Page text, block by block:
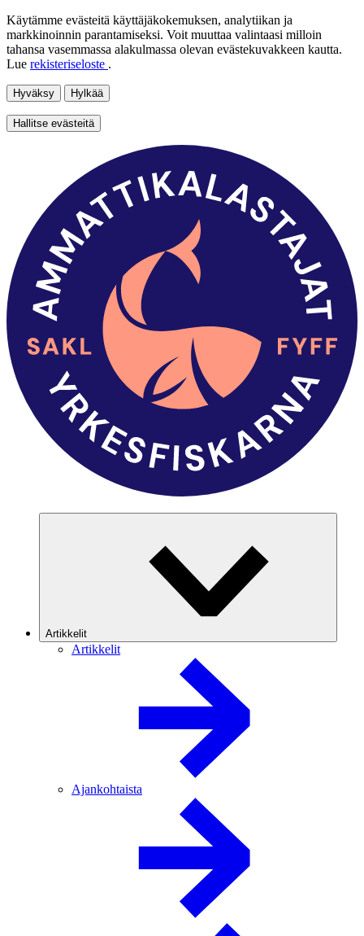
Käytämme evästeitä käyttäjäkokemuksen, analytiikan ja
markkinoinnin parantamiseksi. Voit muuttaa valintaasi milloin
tahansa vasemmassa alakulmassa olevan evästekuvakkeen kautta.
Lue rekisteriseloste .
Hyväksy Hylkää
Hallitse evästeitä
Artikkelit
Artikkelit
Ajankohtaista